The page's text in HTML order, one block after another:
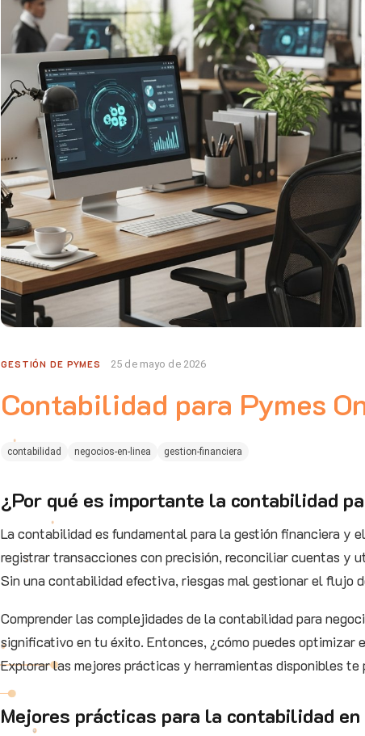
GESTIÓN DE PYMES 25 de mayo de 2026
Contabilidad para Pymes
contabilidad negocios-en-linea gestion-financiera
¿Por qué es importante la contabilidad
La contabilidad es fundamental para la gestión financiera y
registrar transacciones con precisión, reconciliar cuentas y
Sin una contabilidad efectiva, riesgas mal gestionar el flujo
Comprender las complejidades de la contabilidad para
significativo en tu éxito. Entonces, ¿cómo puedes optimizar
Explorar las mejores prácticas y herramientas disponibles te
Mejores prácticas para la contabilidad